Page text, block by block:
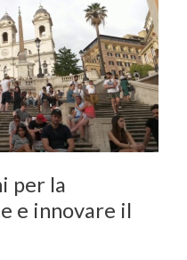
per la
e innovare il